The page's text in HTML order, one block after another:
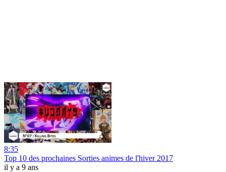
8:35
Top 10 des prochaines Sorties animes de l'hiver 2017
il y a 9 ans